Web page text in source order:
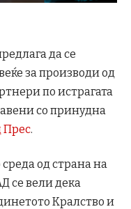
да се
за производи од
по истрагата
со принудна
Прес.
од страна на
се вели дека
Кралство и